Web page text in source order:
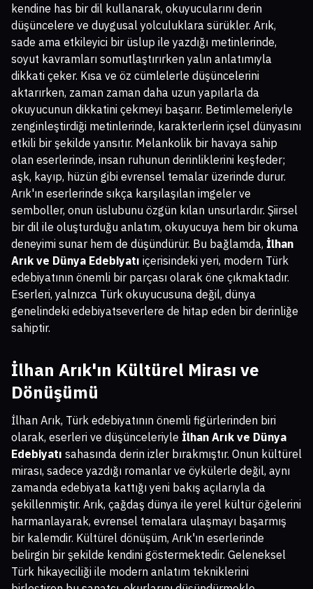
kendine has bir dil kullanarak, okuyucularını derin
düşüncelere ve duygusal yolculuklara sürükler. Arık,
sade ama etkileyici bir üslup ile yazdığı metinlerinde,
soyut kavramları somutlaştırırken yalın anlatımıyla
dikkati çeker. Kısa ve öz cümlelerle düşüncelerini
aktarırken, zaman zaman daha uzun yapılarla da
okuyucunun dikkatini çekmeyi başarır. Betimlemeleriyle
zenginleştirdiği metinlerinde, karakterlerin içsel dünyasını
etkili bir şekilde yansıtır. Melankolik bir havaya sahip
olan eserlerinde, insan ruhunun derinliklerini keşfeder;
aşk, kayıp, hüzün gibi evrensel temalar üzerinde durur.
Arık'ın eserlerinde sıkça karşılaşılan imgeler ve
semboller, onun üslubunu özgün kılan unsurlardır. Şiirsel
bir dil ile oluşturduğu anlatım, okuyucuya hem bir okuma
deneyimi sunar hem de düşündürür. Bu bağlamda, İlhan
Arık ve Dünya Edebiyatı içerisindeki yeri, modern Türk
edebiyatının önemli bir parçası olarak öne çıkmaktadır.
Eserleri, yalnızca Türk okuyucusuna değil, dünya
genelindeki edebiyatseverlere de hitap eden bir derinliğe
sahiptir.
İlhan Arık'ın Kültürel Mirası ve
Dönüşümü
İlhan Arık, Türk edebiyatının önemli figürlerinden biri
olarak, eserleri ve düşünceleriyle İlhan Arık ve Dünya
Edebiyatı sahasında derin izler bırakmıştır. Onun kültürel
mirası, sadece yazdığı romanlar ve öykülerle değil, aynı
zamanda edebiyata kattığı yeni bakış açılarıyla da
şekillenmiştir. Arık, çağdaş dünya ile yerel kültür öğelerini
harmanlayarak, evrensel temalara ulaşmayı başarmış
bir kalemdir. Kültürel dönüşüm, Arık'ın eserlerinde
belirgin bir şekilde kendini göstermektedir. Geleneksel
Türk hikayeciliği ile modern anlatım tekniklerini